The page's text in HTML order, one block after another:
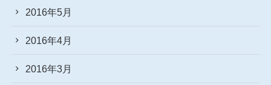
2016年5月
2016年4月
2016年3月